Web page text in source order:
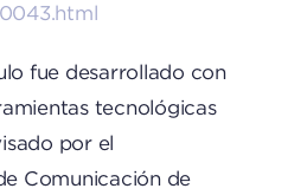
fue desarrollado con
tecnológicas
por el
Comunicación de